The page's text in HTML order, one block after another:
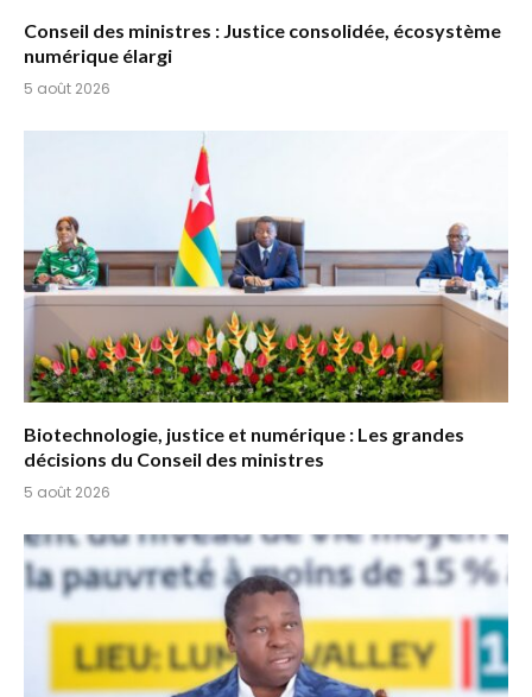
Conseil des ministres : Justice consolidée, écosystème
numérique élargi
5 août 2026
Biotechnologie, justice et numérique : Les grandes
décisions du Conseil des ministres
5 août 2026